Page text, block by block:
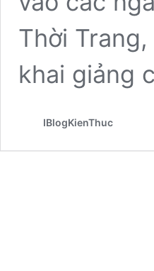
Thời
khai giảng
IBlogKienThuc